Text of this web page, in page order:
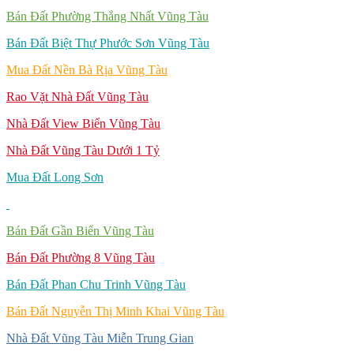
Bán Đất Phường Thắng Nhất Vũng Tàu
Bán Đất Biệt Thự Phước Sơn Vũng Tàu
Mua Đất Nền Bà Rịa Vũng Tàu
Rao Vặt Nhà Đất Vũng Tàu
Nhà Đất View Biển Vũng Tàu
Nhà Đất Vũng Tàu Dưới 1 Tỷ
Mua Đất Long Sơn
Bán Đất Gần Biển Vũng Tàu
Bán Đất Phường 8 Vũng Tàu
Bán Đất Phan Chu Trinh Vũng Tàu
Bán Đất Nguyễn Thị Minh Khai Vũng Tàu
Nhà Đất Vũng Tàu Miễn Trung Gian